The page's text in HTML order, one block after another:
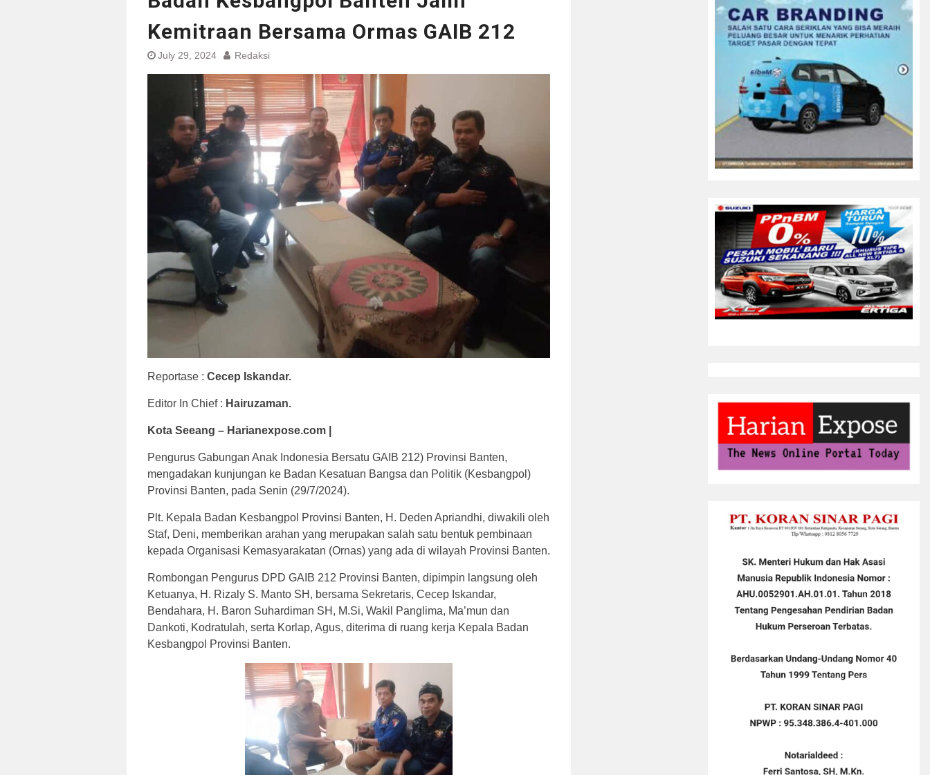
Kemitraan Bersama Ormas GAIB 212
July 29, 2024 Redaksi
Reportase : Cecep Iskandar.
Editor In Chief : Hairuzaman.
Kota Seeang – Harianexpose.com |
Pengurus Gabungan Anak Indonesia Bersatu GAIB 212) Provinsi Banten,
mengadakan kunjungan ke Badan Kesatuan Bangsa dan Politik (Kesbangpol)
Provinsi Banten, pada Senin (29/7/2024).
Plt. Kepala Badan Kesbangpol Provinsi Banten, H. Deden Apriandhi, diwakili oleh
Staf, Deni, memberikan arahan yang merupakan salah satu bentuk pembinaan
kepada Organisasi Kemasyarakatan (Ornas) yang ada di wilayah Provinsi Banten.
Rombongan Pengurus DPD GAIB 212 Provinsi Banten, dipimpin langsung oleh
Ketuanya, H. Rizaly S. Manto SH, bersama Sekretaris, Cecep Iskandar,
Bendahara, H. Baron Suhardiman SH, M.Si, Wakil Panglima, Ma’mun dan
Dankoti, Kodratulah, serta Korlap, Agus, diterima di ruang kerja Kepala Badan
Kesbangpol Provinsi Banten.